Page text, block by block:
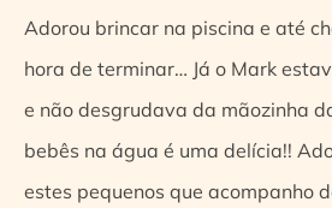
Adorou brincar na piscina e até
hora de terminar… Já o Mark
e não desgrudava da mãozinha
bebês na água é uma delícia!!
estes pequenos que acompanho